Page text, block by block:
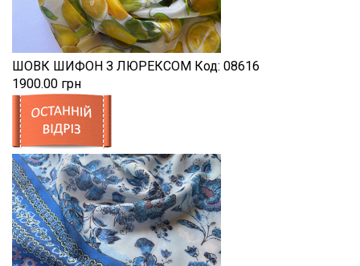
ШОВК ШИФОН З ЛЮРЕКСОМ Код: 08616
1900.00 грн